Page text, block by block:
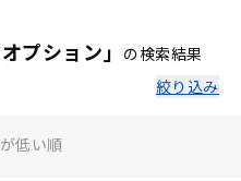
プション」 の検索結果
絞り込み
低い順